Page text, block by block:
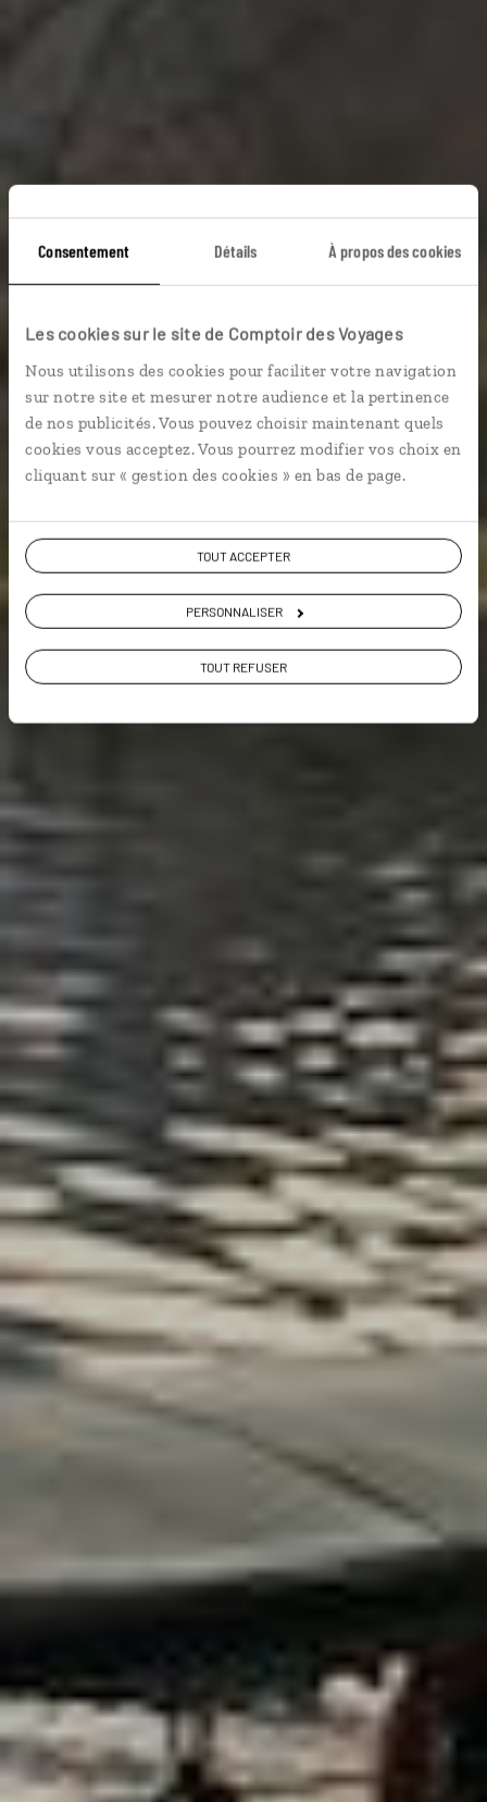
Consentement Détails À propos des cookies
Les cookies sur le site de Comptoir des Voyages
Nous utilisons des cookies pour faciliter votre navigation
sur notre site et mesurer notre audience et la pertinence
de nos publicités. Vous pouvez choisir maintenant quels
cookies vous acceptez. Vous pourrez modifier vos choix en
cliquant sur « gestion des cookies » en bas de page.
TOUT ACCEPTER
PERSONNALISER
TOUT REFUSER
Pics célestes à
l’encre de Chine
Circuit à travers les montagnes et rizières du Sud de la
Chine.
Grands espaces
Voir les 19 avis sur les voyages en Chine
VOIR LA GALERIE PHOTOS